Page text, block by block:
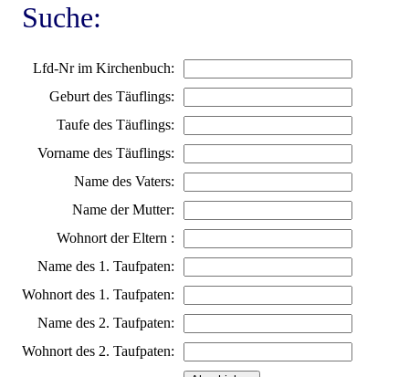
Suche:
Lfd-Nr im Kirchenbuch:
Geburt des Täuflings:
Taufe des Täuflings:
Vorname des Täuflings:
Name des Vaters:
Name der Mutter:
Wohnort der Eltern :
Name des 1. Taufpaten:
Wohnort des 1. Taufpaten:
Name des 2. Taufpaten:
Wohnort des 2. Taufpaten: